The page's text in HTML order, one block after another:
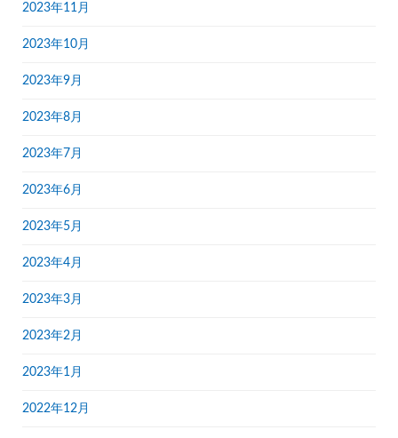
2023年11月
2023年10月
2023年9月
2023年8月
2023年7月
2023年6月
2023年5月
2023年4月
2023年3月
2023年2月
2023年1月
2022年12月